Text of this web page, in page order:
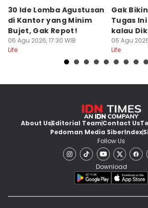
30 Ide Lomba Agustusan
di Kantor yang Minim
Bujet, Gak Repot!
06 Agu 2026, 17:30 WIB
Life
Gak
Tugas
kalau
Bersama
06 Agu
Life
About UsEditorial TeamContact Us
Pedoman Media SiberIndex
Follow Us
Download